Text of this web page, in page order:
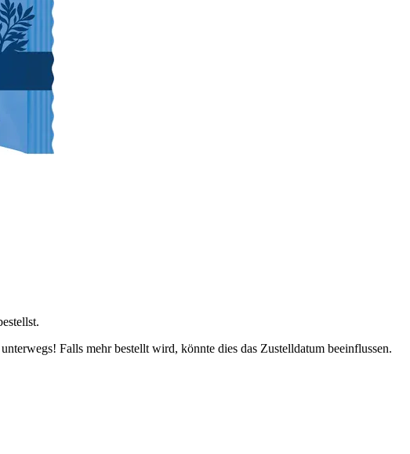
Falls mehr bestellt wird, könnte dies das Zustelldatum beeinflussen.